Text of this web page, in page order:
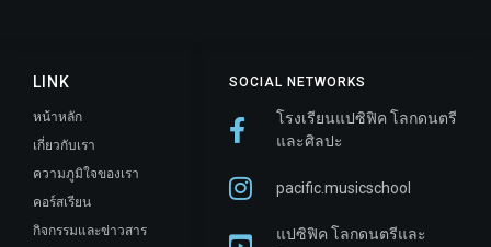
SOCIAL NETWORKS
โรงเรียนแปซิฟิค โลกดนตรี
และศิลปะ
pacific.musicschool
แปซิฟิค โลกดนตรีและ
LINK
หน้าหลัก
เกี่ยวกับเรา
ความภูมิใจของเรา
คอร์สเรียน
กิจกรรมและข่าวสาร